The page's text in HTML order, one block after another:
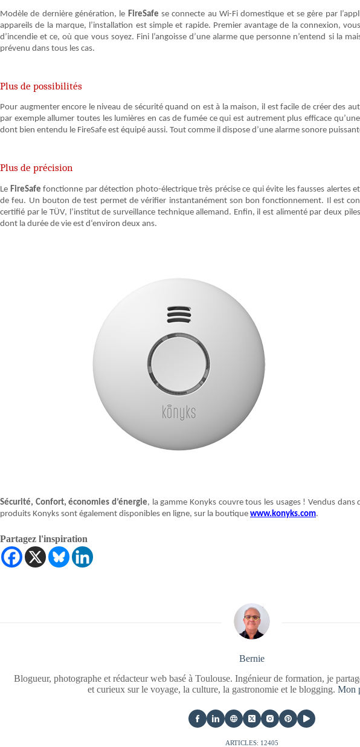
Modèle de dernière génération, le FireSafe se connecte au Wi-Fi domestique et se gère par
appareils de la marque, l’installation est simple et rapide. Premier avantage de la connexion,
d’incendie et ce, où que vous soyez. Fini l’angoisse d’une alarme que personne n’entend si la
prévenu dans tous les cas.
Plus de possibilités
Pour augmenter encore le niveau de sécurité quand on est à la maison, il est facile de créer des
par exemple allumer toutes les lumières en cas de fumée ce qui est autrement plus efficace
dont bien entendu le FireSafe est équipé aussi. Tout comme il dispose d’une alarme sonore
Plus de précision
Le FireSafe fonctionne par détection photo-électrique très précise ce qui évite les fausses alertes
de feu. Un bouton de test permet de vérifier instantanément son bon fonctionnement. Il est
certifié par le TÜV, l’institut de surveillance technique allemand. Enfin, il est alimenté par deux
dont la durée de vie est d‘environ deux ans.
Sécurité, Confort, économies d’énergie, la gamme Konyks couvre tous les usages ! Vendus
produits Konyks sont également disponibles en ligne, sur la boutique www.konyks.com.
Partagez l'inspiration
Bernie
Blogueur, photographe et rédacteur web basé à Toulouse. Ingénieur de formation, je
et curieux sur le voyage, la culture, la gastronomie et le blogging.Mon
ARTICLES: 12405